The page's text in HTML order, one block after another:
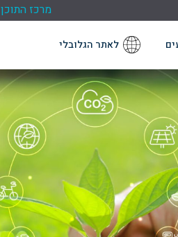
מרכז התוכן
לאתר הגלובלי